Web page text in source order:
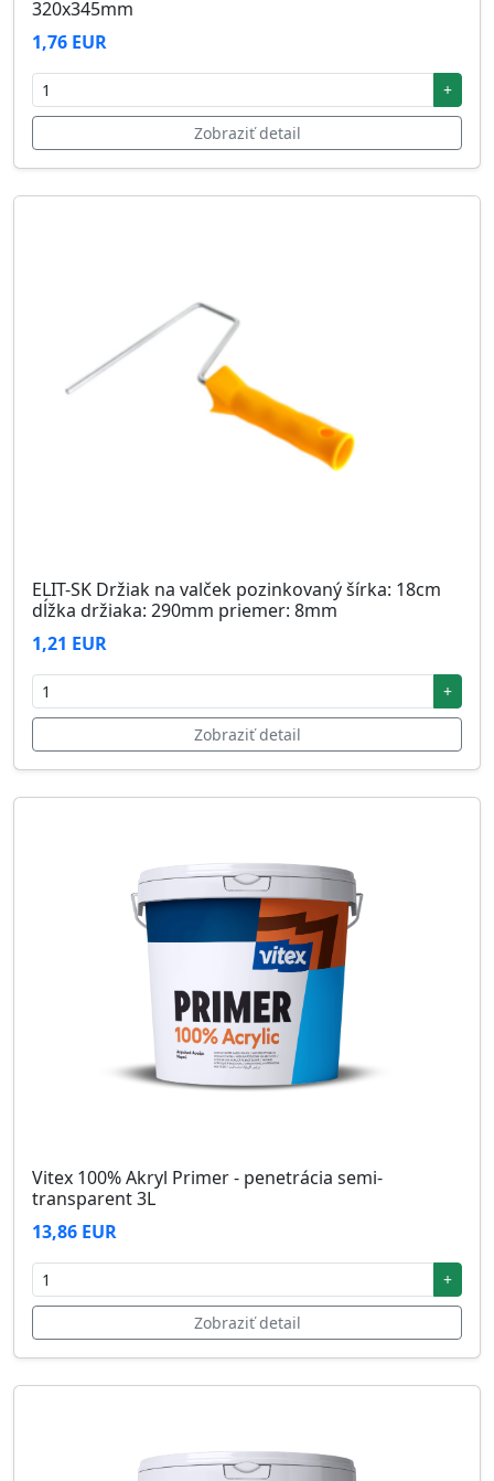
320x345mm
1,76 EUR
+
Zobraziť detail
ELIT-SK Držiak na valček pozinkovaný šírka: 18cm
dĺžka držiaka: 290mm priemer: 8mm
1,21 EUR
+
Zobraziť detail
Vitex 100% Akryl Primer - penetrácia semi-
transparent 3L
13,86 EUR
+
Zobraziť detail